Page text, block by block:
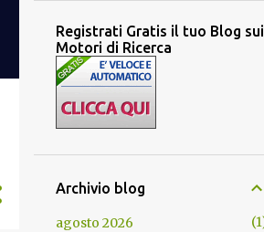
Registrati Gratis il tuo Blog sui
Motori di Ricerca
Archivio blog
agosto 2026
1